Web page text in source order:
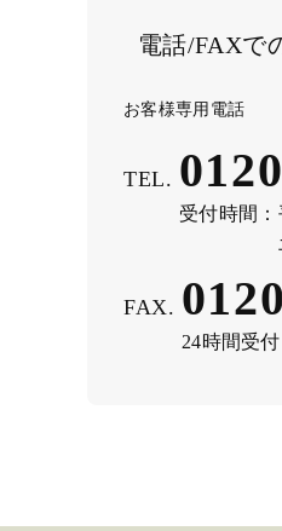
電話/FAXで
お客様専用電話
TEL.
受付時間：
FAX.
24時間受